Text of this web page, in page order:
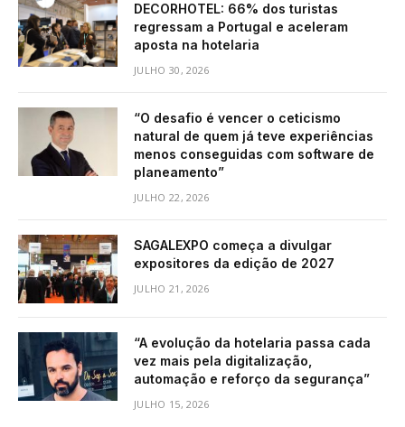
DECORHOTEL: 66% dos turistas
regressam a Portugal e aceleram
aposta na hotelaria
JULHO 30, 2026
“O desafio é vencer o ceticismo
natural de quem já teve experiências
menos conseguidas com software de
planeamento”
JULHO 22, 2026
SAGALEXPO começa a divulgar
expositores da edição de 2027
JULHO 21, 2026
“A evolução da hotelaria passa cada
vez mais pela digitalização,
automação e reforço da segurança”
JULHO 15, 2026